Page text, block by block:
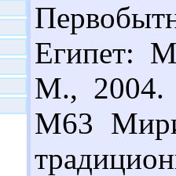
Египет:
М., 2004.
М63